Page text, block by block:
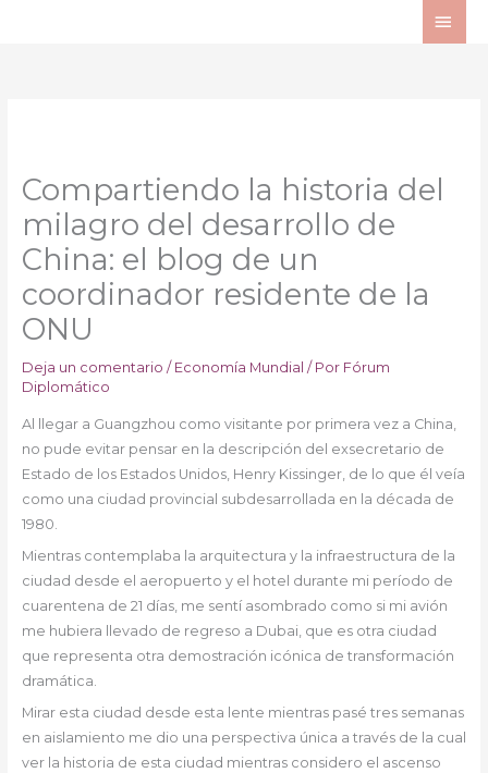
Compartiendo la historia del
milagro del desarrollo de
China: el blog de un
coordinador residente de la
ONU
Deja un comentario / Economía Mundial / Por Fórum
Diplomático
Al llegar a Guangzhou como visitante por primera vez a China,
no pude evitar pensar en la descripción del exsecretario de
Estado de los Estados Unidos, Henry Kissinger, de lo que él veía
como una ciudad provincial subdesarrollada en la década de
1980.
Mientras contemplaba la arquitectura y la infraestructura de la
ciudad desde el aeropuerto y el hotel durante mi período de
cuarentena de 21 días, me sentí asombrado como si mi avión
me hubiera llevado de regreso a Dubai, que es otra ciudad
que representa otra demostración icónica de transformación
dramática.
Mirar esta ciudad desde esta lente mientras pasé tres semanas
en aislamiento me dio una perspectiva única a través de la cual
ver la historia de esta ciudad mientras considero el ascenso